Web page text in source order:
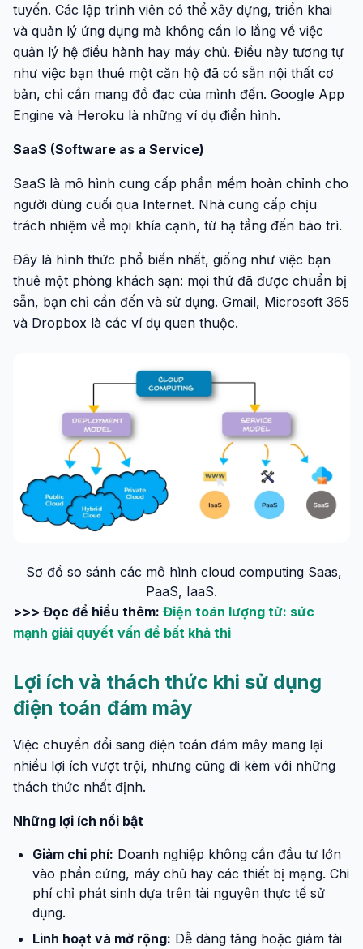
tuyến. Các lập trình viên có thể xây dựng, triển khai
và quản lý ứng dụng mà không cần lo lắng về việc
quản lý hệ điều hành hay máy chủ. Điều này tương tự
như việc bạn thuê một căn hộ đã có sẵn nội thất cơ
bản, chỉ cần mang đồ đạc của mình đến. Google App
Engine và Heroku là những ví dụ điển hình.
SaaS (Software as a Service)
SaaS là mô hình cung cấp phần mềm hoàn chỉnh cho
người dùng cuối qua Internet. Nhà cung cấp chịu
trách nhiệm về mọi khía cạnh, từ hạ tầng đến bảo trì.
Đây là hình thức phổ biến nhất, giống như việc bạn
thuê một phòng khách sạn: mọi thứ đã được chuẩn bị
sẵn, bạn chỉ cần đến và sử dụng. Gmail, Microsoft 365
và Dropbox là các ví dụ quen thuộc.
Sơ đồ so sánh các mô hình cloud computing Saas,
PaaS, IaaS.
>>> Đọc để hiểu thêm: Điện toán lượng tử: sức
mạnh giải quyết vấn đề bất khả thi
Lợi ích và thách thức khi sử dụng
điện toán đám mây
Việc chuyển đổi sang điện toán đám mây mang lại
nhiều lợi ích vượt trội, nhưng cũng đi kèm với những
thách thức nhất định.
Những lợi ích nổi bật
Giảm chi phí: Doanh nghiệp không cần đầu tư lớn
vào phần cứng, máy chủ hay các thiết bị mạng. Chi
phí chỉ phát sinh dựa trên tài nguyên thực tế sử
dụng.
Linh hoạt và mở rộng: Dễ dàng tăng hoặc giảm tài